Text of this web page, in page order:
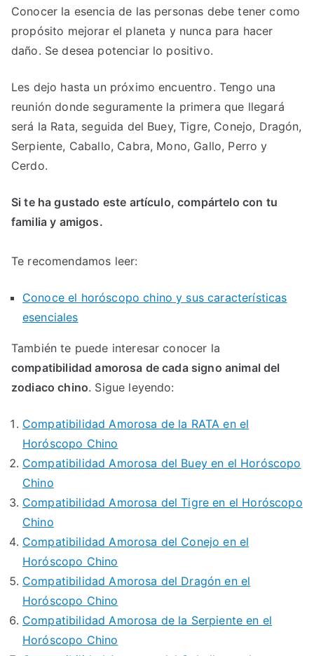
Conocer la esencia de las personas debe tener como
propósito mejorar el planeta y nunca para hacer
daño. Se desea potenciar lo positivo.
Les dejo hasta un próximo encuentro. Tengo una
reunión donde seguramente la primera que llegará
será la Rata, seguida del Buey, Tigre, Conejo, Dragón,
Serpiente, Caballo, Cabra, Mono, Gallo, Perro y
Cerdo.
Si te ha gustado este artículo, compártelo con tu
familia y amigos.
Te recomendamos leer:
Conoce el horóscopo chino y sus características
esenciales
También te puede interesar conocer la
compatibilidad amorosa de cada signo animal del
zodiaco chino. Sigue leyendo:
Compatibilidad Amorosa de la RATA en el
Horóscopo Chino
Compatibilidad Amorosa del Buey en el Horóscopo
Chino
Compatibilidad Amorosa del Tigre en el Horóscopo
Chino
Compatibilidad Amorosa del Conejo en el
Horóscopo Chino
Compatibilidad Amorosa del Dragón en el
Horóscopo Chino
Compatibilidad Amorosa de la Serpiente en el
Horóscopo Chino